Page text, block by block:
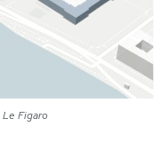
Le Figaro